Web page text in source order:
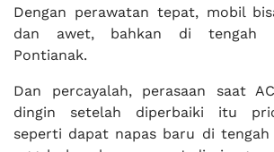
Dengan perawatan tepat, mobil
dan awet, bahkan di tengah
Pontianak.
Dan percayalah, perasaan saat
dingin setelah diperbaiki itu
seperti dapat napas baru di